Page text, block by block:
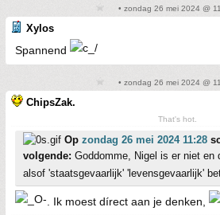
• zondag 26 mei 2024 @
Xylos
Spannend
• zondag 26 mei 2024 @
ChipsZak.
That's hot.
Op zondag 26 mei 2024 11:28
volgende: Goddomme, Nigel is er niet en
alsof 'staatsgevaarlijk' 'levensgevaarlijk'
. Ik moest dírect aan je denken,